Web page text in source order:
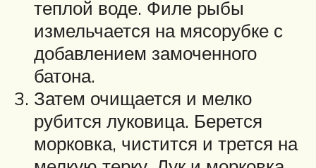
теплой воде. Филе рыбы
измельчается на мясорубке с
добавлением замоченного
батона.
Затем очищается и мелко
рубится луковица. Берется
морковка, чистится и трется на